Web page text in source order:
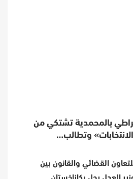
بالمحمدية تشتكي من
وتطالب…
القضائي والقانون بين